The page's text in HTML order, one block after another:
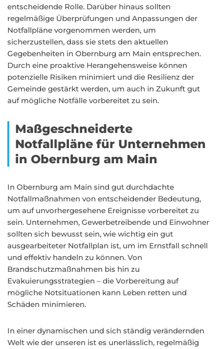
entscheidende Rolle. Darüber hinaus sollten
regelmäßige Überprüfungen und Anpassungen der
Notfallpläne vorgenommen werden, um
sicherzustellen, dass sie stets den aktuellen
Gegebenheiten in Obernburg am Main entsprechen.
Durch eine proaktive Herangehensweise können
potenzielle Risiken minimiert und die Resilienz der
Gemeinde gestärkt werden, um auch in Zukunft gut
auf mögliche Notfälle vorbereitet zu sein.
Maßgeschneiderte
Notfallpläne für Unternehmen
in Obernburg am Main
In Obernburg am Main sind gut durchdachte
Notfallmaßnahmen von entscheidender Bedeutung,
um auf unvorhergesehene Ereignisse vorbereitet zu
sein. Unternehmen, Gewerbetreibende und Einwohner
sollten sich bewusst sein, wie wichtig ein gut
ausgearbeiteter Notfallplan ist, um im Ernstfall schnell
und effektiv handeln zu können. Von
Brandschutzmaßnahmen bis hin zu
Evakuierungsstrategien – die Vorbereitung auf
mögliche Notsituationen kann Leben retten und
Schäden minimieren.
In einer dynamischen und sich ständig verändernden
Welt wie der unseren ist es unerlässlich, regelmäßig